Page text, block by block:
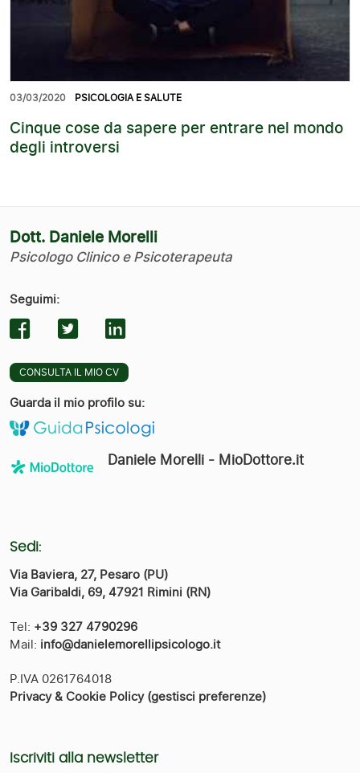
03/03/2020 PSICOLOGIA E SALUTE
Cinque cose da sapere per entrare nel mondo
degli introversi
Dott. Daniele Morelli
Psicologo Clinico e Psicoterapeuta
Seguimi:
CONSULTA IL MIO CV
Guarda il mio profilo su:
Daniele Morelli - MioDottore.it
Sedi:
Via Baviera, 27, Pesaro (PU)
Via Garibaldi, 69, 47921 Rimini (RN)
Tel: +39 327 4790296
Mail: info@danielemorellipsicologo.it
P.IVA 0261764018
Privacy & Cookie Policy (gestisci preferenze)
Iscriviti alla newsletter